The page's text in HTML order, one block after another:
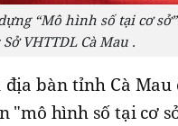
“Mô hình số tại cơ
VHTTDL Cà Mau .
bàn tỉnh Cà
"mô hình số tại cơ